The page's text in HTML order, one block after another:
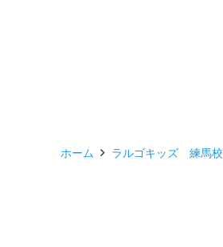
ホーム ラルゴキッズ 練馬校